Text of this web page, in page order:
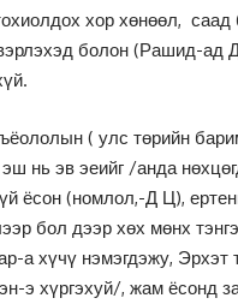
хор хөнөөл,
болон (Рашид-ад
( улс төрийн
нь эв эеийг /анда
ёсон (номлол,-Д Ц),
бол дээр хөх мөнх
а хүчү нэмэгдэжу, Эрхэт
э хүргэхуй/, жам ёсонд